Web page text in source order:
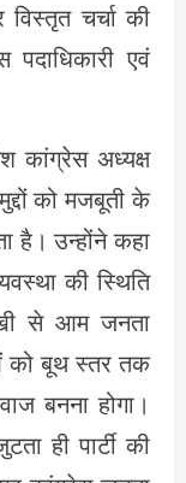
चर्चा की
एवं
कांग्रेस अध्यक्ष
को मजबूती के
है। उन्होंने कहा
की स्थिति
से आम जनता
को बूथ स्तर तक
बनना होगा।
ही पार्टी की